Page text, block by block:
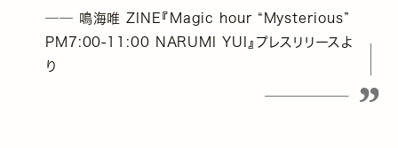
── 鳴海唯 ZINE『Magic hour “Mysterious”
PM7:00-11:00 NARUMI YUI』プレスリリースよ
り